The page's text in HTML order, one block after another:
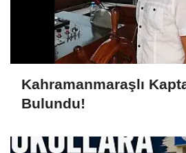
Kahramanmaraşlı
Bulundu!